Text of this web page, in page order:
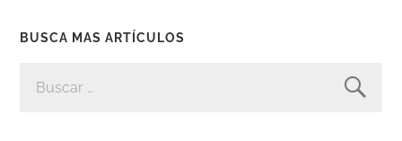
BUSCA MAS ARTÍCULOS